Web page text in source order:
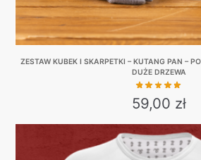
ZESTAW KUBEK I SKARPETKI – KUTANG PAN –
DUŻE DRZEWA
59,00 zł
This
product
has